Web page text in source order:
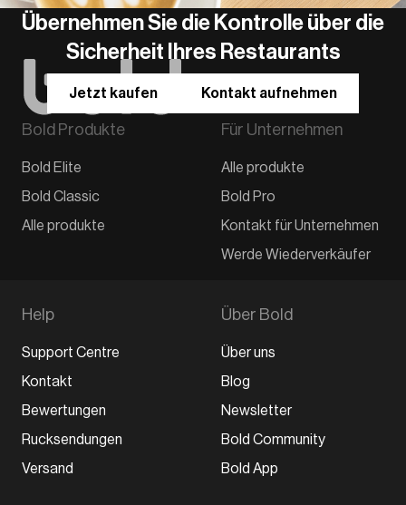
Übernehmen Sie die Kontrolle über die
Sicherheit Ihres Restaurants
Jetzt kaufen Kontakt aufnehmen
Bold Produkte
Bold Elite
Bold Classic
Alle produkte
Für Unternehmen
Alle produkte
Bold Pro
Kontakt für Unternehmen
Werde Wiederverkäufer
Help
Support Centre
Kontakt
Bewertungen
Rucksendungen
Versand
Über Bold
Über uns
Blog
Newsletter
Bold Community
Bold App